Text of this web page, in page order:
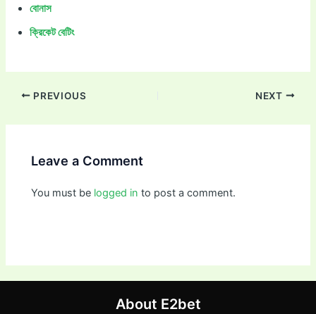
বোনাস
ক্রিকেট বেটিং
PREVIOUS NEXT
Leave a Comment
You must be logged in to post a comment.
About E2bet